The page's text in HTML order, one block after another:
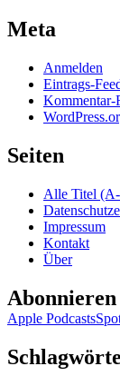
Meta
Anmelden
Eintrags-
Kommentar-
Seiten
Alle Titel
Impressum
Kontakt
Über
Abonnieren
Apple Podcasts